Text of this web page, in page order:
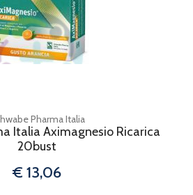
Pharma Italia
Italia Aximagnesio Ricarica
20bust
€ 13,06